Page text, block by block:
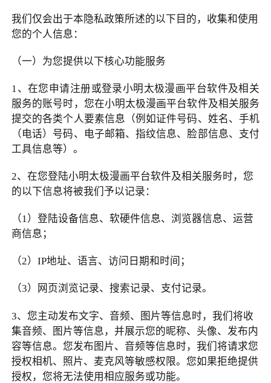
我们仅会出于本隐私政策所述的以下目的，收集和使用
您的个人信息：
（一）为您提供以下核心功能服务
1、在您申请注册或登录小明太极漫画平台软件及相关
服务的账号时，您在小明太极漫画平台软件及相关服务
提交的各类个人要素信息（例如证件号码、姓名、手机
（电话）号码、电子邮箱、指纹信息、脸部信息、支付
工具信息等）。
2、在您登陆小明太极漫画平台软件及相关服务时，您
的以下信息将被我们予以记录：
（1）登陆设备信息、软硬件信息、浏览器信息、运营
商信息；
（2）IP地址、语言、访问日期和时间；
（3）网页浏览记录、搜索记录、支付记录。
3、您主动发布文字、音频、图片等信息时，我们将收
集音频、图片等信息，并展示您的昵称、头像、发布内
容等信息。您发布图片、音频等信息时，我们将请求您
授权相机、照片、麦克风等敏感权限。您如果拒绝提供
授权，您将无法使用相应服务或功能。